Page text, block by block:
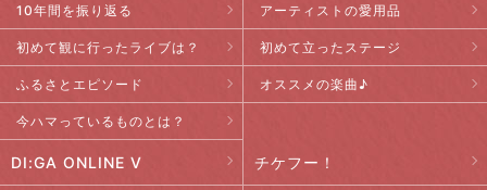
10年間を振り返る アーティストの愛用品
初めて観に行ったライブは？ 初めて立ったステージ
ふるさとエピソード オススメの楽曲♪
今ハマっているものとは？
DI:GA ONLINE V チケフー！